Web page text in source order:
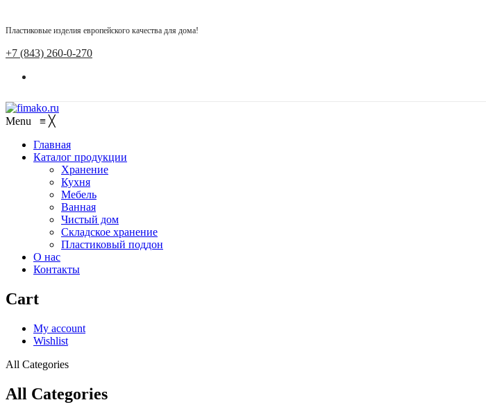
Пластиковые изделия европейского качества для дома!
+7 (843) 260-0-270
Menu ≡ ╳
Главная
Каталог продукции
Хранение
Кухня
Мебель
Ванная
Чистый дом
Складское хранение
Пластиковый поддон
О нас
Контакты
Cart
My account
Wishlist
All Categories
All Categories